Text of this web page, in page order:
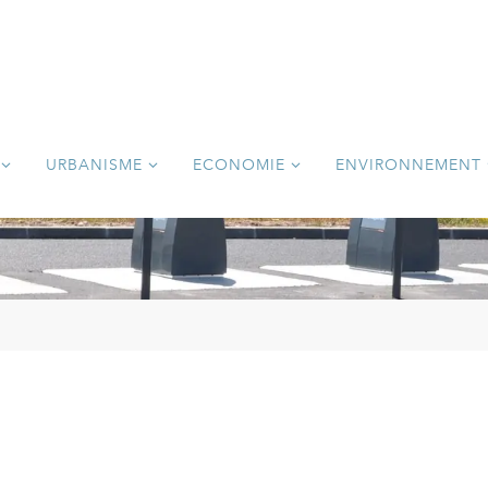
URBANISME ECONOMIE ENVIRONNEMENT